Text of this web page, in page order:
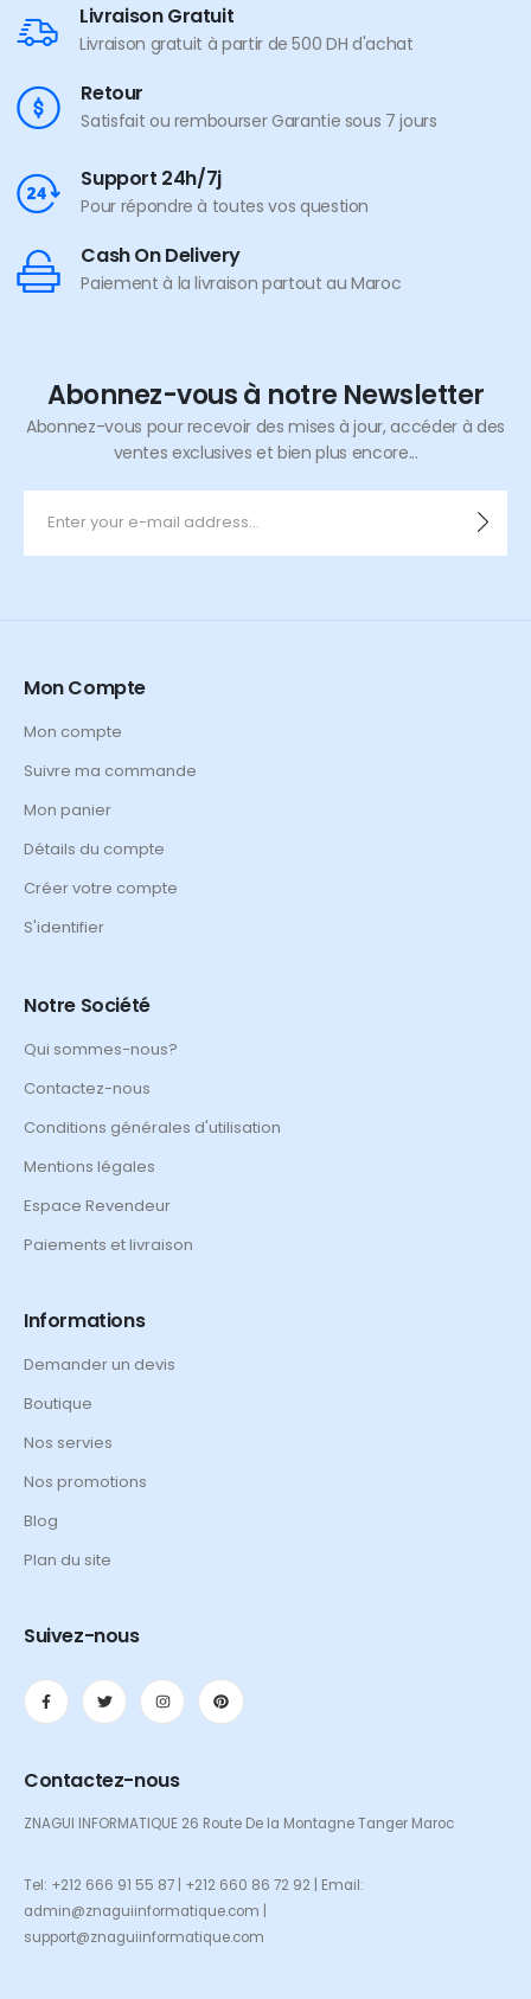
Livraison Gratuit
Livraison gratuit à partir de 500 DH d'achat
Retour
Satisfait ou rembourser Garantie sous 7 jours
Support 24h/7j
Pour répondre à toutes vos question
Cash On Delivery
Paiement à la livraison partout au Maroc
Abonnez-vous à notre Newsletter
Abonnez-vous pour recevoir des mises à jour, accéder à des
ventes exclusives et bien plus encore...
Mon Compte
Mon compte
Suivre ma commande
Mon panier
Détails du compte
Créer votre compte
S'identifier
Notre Société
Qui sommes-nous?
Contactez-nous
Conditions générales d'utilisation
Mentions légales
Espace Revendeur
Paiements et livraison
Informations
Demander un devis
Boutique
Nos servies
Nos promotions
Blog
Plan du site
Suivez-nous
Contactez-nous
ZNAGUI INFORMATIQUE 26 Route De la Montagne Tanger Maroc
Tel: +212 666 91 55 87 | +212 660 86 72 92 | Email:
admin@znaguiinformatique.com |
support@znaguiinformatique.com